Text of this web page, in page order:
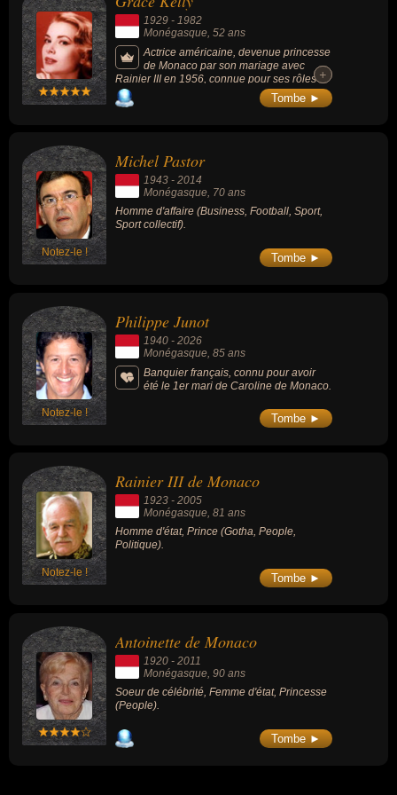
Ferré se revendiquait anarchiste et ce
courant de pensée inspire grandement son
oeuvre.
1929 - 1982
Monégasque , 52 ans
Actrice américaine, devenue princesse
de Monaco par son mariage avec
Rainier III en 1956, connue pour ses rôles
dans les films « Mogambo » (1953, aventure,
avec Clark Gable), « Le crime était presque
La Main au collet » (1955, avec Cary Grant,
d'Alfred Hitchcock) et « Le train sifflera trois
fois » (1952, avec Gary Cooper).
+
+
Tombe ►
Notez-le !
Michel Pastor
1943 - 2014
Monégasque, 70 ans
Homme d'affaire (Business, Football, Sport,
Sport collectif).
Tombe ►
Notez-le !
Philippe Junot
1940 - 2026
Monégasque , 85 ans
Banquier français, connu pour avoir
été le 1er mari de Caroline de Monaco.
Tombe ►
Notez-le !
Rainier III de Monaco
1923 - 2005
Monégasque, 81 ans
Homme d'état, Prince (Gotha, People,
Politique).
Tombe ►
Antoinette de Monaco
1920 - 2011
Monégasque , 90 ans
Soeur de célébrité, Femme d'état, Princesse
(People).
Tombe ►